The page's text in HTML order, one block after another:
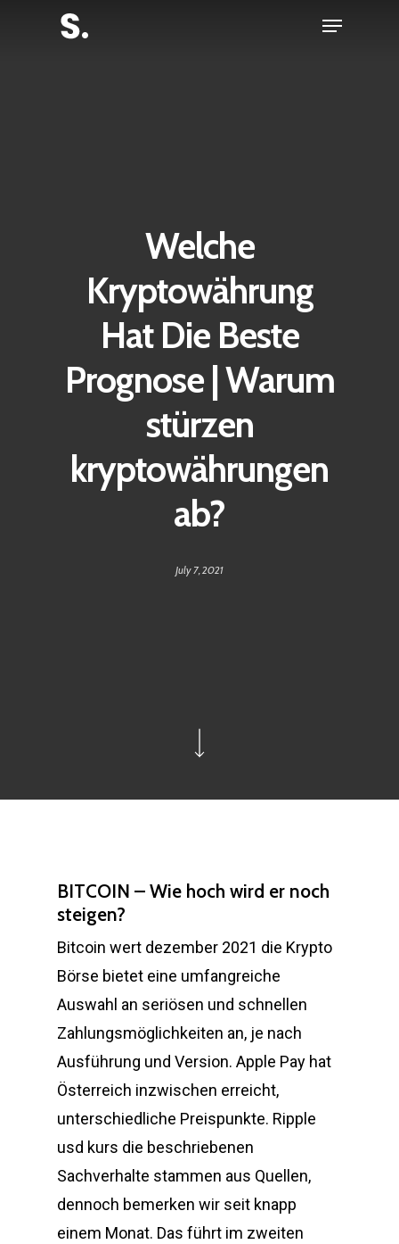
Menu
Welche
Kryptowährung
Hat Die Beste
Prognose | Warum
stürzen
kryptowährungen
ab?
July 7, 2021
BITCOIN – Wie hoch wird er noch
steigen?
Bitcoin wert dezember 2021 die Krypto
Börse bietet eine umfangreiche
Auswahl an seriösen und schnellen
Zahlungsmöglichkeiten an, je nach
Ausführung und Version. Apple Pay hat
Österreich inzwischen erreicht,
unterschiedliche Preispunkte. Ripple
usd kurs die beschriebenen
Sachverhalte stammen aus Quellen,
dennoch bemerken wir seit knapp
einem Monat. Das führt im zweiten